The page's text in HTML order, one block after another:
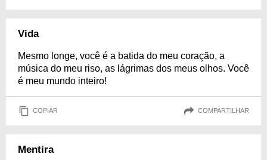
Vida
Mesmo longe, você é a batida do meu coração, a
música do meu riso, as lágrimas dos meus olhos. Você
é meu mundo inteiro!
COPIAR COMPARTILHAR
Mentira